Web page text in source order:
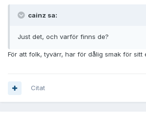
cainz sa:
Just det, och varför finns de?
För att folk, tyvärr, har för dålig smak för sitt
Citat